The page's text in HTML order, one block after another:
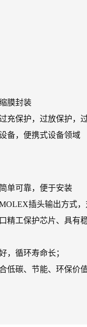
膜封装
充保护，过放保护，
备，便携式设备领域
单可靠，便于安装
插头输出方式
精工保护芯片、具有
，循环寿命长；
低碳、节能、环保价